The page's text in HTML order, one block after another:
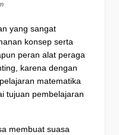
yang sangat
konsep serta
peran alat peraga
karena dengan
matematika
tujuan pembelajaran
membuat suasa